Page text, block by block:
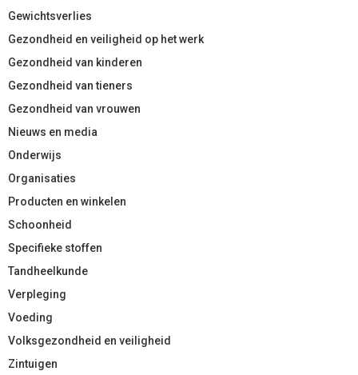
Gewichtsverlies
Gezondheid en veiligheid op het werk
Gezondheid van kinderen
Gezondheid van tieners
Gezondheid van vrouwen
Nieuws en media
Onderwijs
Organisaties
Producten en winkelen
Schoonheid
Specifieke stoffen
Tandheelkunde
Verpleging
Voeding
Volksgezondheid en veiligheid
Zintuigen